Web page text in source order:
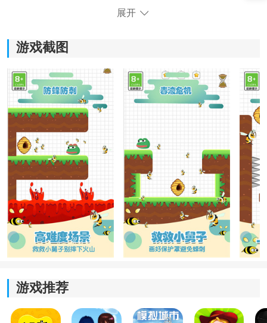
《梦幻狗狗》游戏体验：
1.梦幻狗狗带给玩家极具挑战性的益智游戏体验，不断迸
发智慧和勇气解锁新关卡。
2.玩家需要运用自己的智慧解谜，解锁难题，寻找隐藏的
道具和彩蛋，不断挑战自己的思维能力。
3.内容极富创意，有趣的谜题需要开动脑筋，在解谜过程
中得到无限乐趣。
4.狗狗角色是游戏的主角，它们的可爱形象和活泼个性，
会让你爱上这些虚拟小伙伴。
展开
游戏截图
游戏推荐